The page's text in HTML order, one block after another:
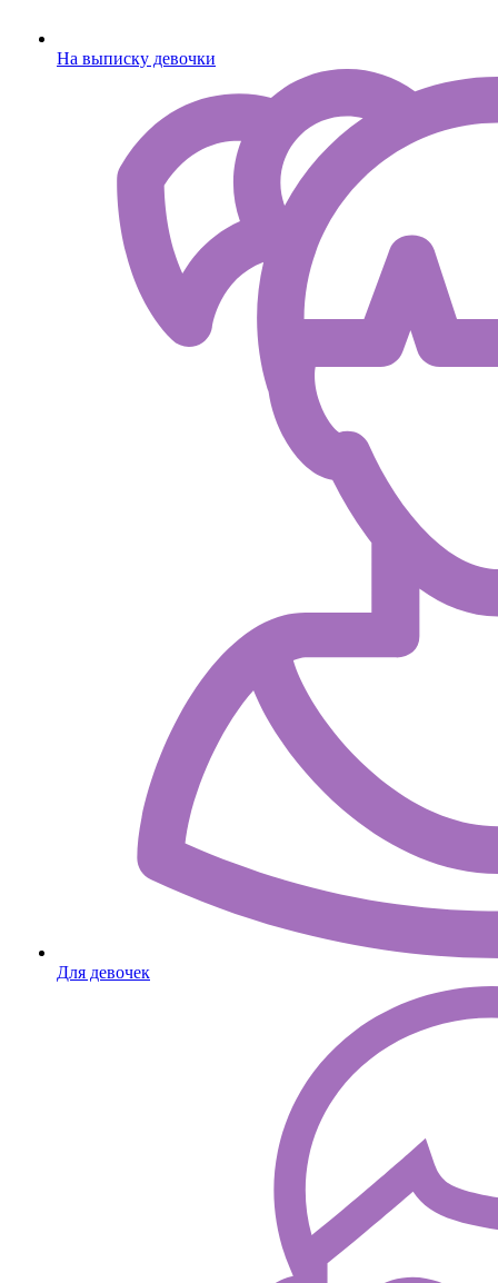
На выписку девочки
Для девочек